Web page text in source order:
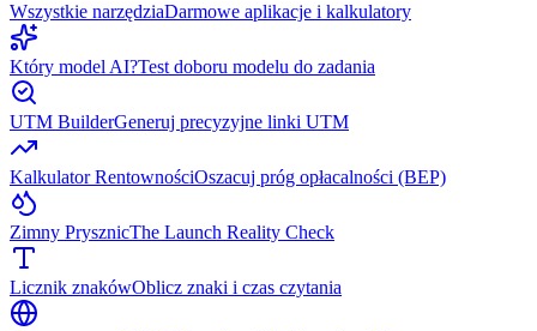
Wszystkie narzędziaDarmowe aplikacje i kalkulatory
Który model AI?Test doboru modelu do zadania
UTM BuilderGeneruj precyzyjne linki UTM
Kalkulator RentownościOszacuj próg opłacalności (BEP)
Zimny PrysznicThe Launch Reality Check
Licznik znakówOblicz znaki i czas czytania